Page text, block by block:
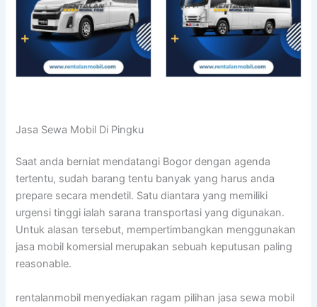
Jasa Sewa Mobil Di Pingku
Saat anda berniat mendatangi Bogor dengan agenda
tertentu, sudah barang tentu banyak yang harus anda
prepare secara mendetil. Satu diantara yang memiliki
urgensi tinggi ialah sarana transportasi yang digunakan.
Untuk alasan tersebut, mempertimbangkan menggunakan
jasa mobil komersial merupakan sebuah keputusan paling
reasonable.
rentalanmobil menyediakan ragam pilihan jasa sewa mobil